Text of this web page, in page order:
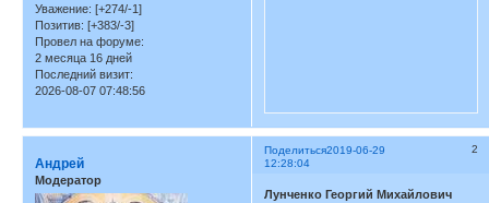
Уважение: [+274/-1]
Позитив: [+383/-3]
Провел на форуме:
2 месяца 16 дней
Последний визит:
2026-08-07 07:48:56
Поделиться 2
2019-06-29
12:28:04
Андрей
Модератор
Лунченко Георгий Михайлович